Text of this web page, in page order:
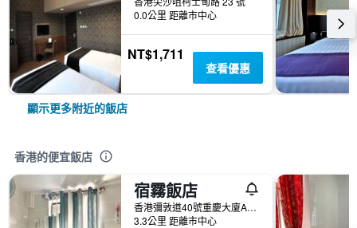
0.0公里 距離市中心
NT$1,711
查看優惠
顯示更多附近的飯店
香港的便宜飯店
宿霧飯店
香港彌敦道40號重慶大廈A座17字樓A6及A7室
3.3公里 距離市中心